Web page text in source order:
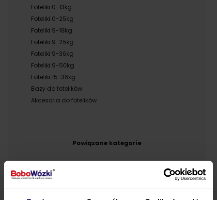
Foteliki 0-13kg
Foteliki 0-25kg
Foteliki 9-18kg
Foteliki 9-25kg
Foteliki 9-36kg
Foteliki 9-50kg
Foteliki 15-36kg
Bazy do fotelików
Akcesoria do fotelików
Powiązane kategorie
Foteliki RWF tyłem